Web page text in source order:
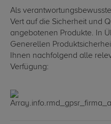
Als
Vert auf die Sicherheit und
angebotenen Produkte. In
Generellen
Ihnen nachfolgend alle
Verfügung: